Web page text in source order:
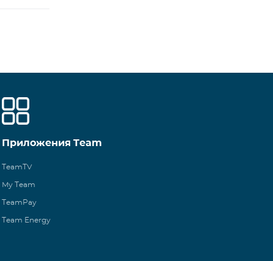
Приложения Team
TeamTV
My Team
TeamPay
Team Energy